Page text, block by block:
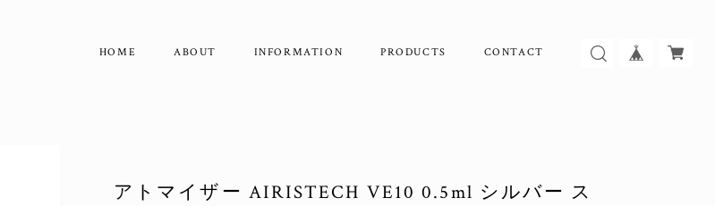
HOME ABOUT INFORMATION PRODUCTS CONTACT
アトマイザー AIRISTECH VE10 0.5ml シルバー ス